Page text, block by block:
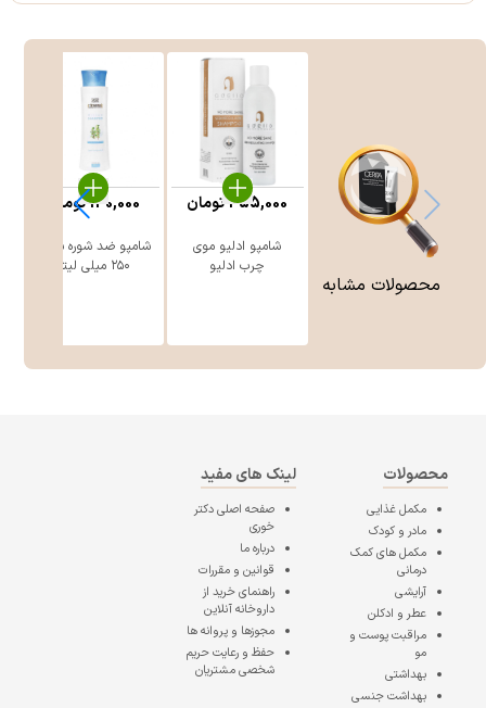
محصولات مشابه
شامپو ادلیو موی
چرب ادلیو
455,000تومان
شامپو ضد شوره سینره
۲۵۰ میلی لیتر
130,000تومان
محصولات
مکمل غذایی
مادر و کودک
مکمل های کمک
درمانی
آرایشی
عطر و ادکلن
مراقبت پوست و
مو
بهداشتی
بهداشت جنسی
لینک های مفید
صفحه اصلیدکتر
خوری
درباره ما
قوانین و مقررات
راهنمای خرید از
داروخانه آنلاین
مجوزها و پروانه ها
حفظ و رعایت حریم
شخصی مشتریان